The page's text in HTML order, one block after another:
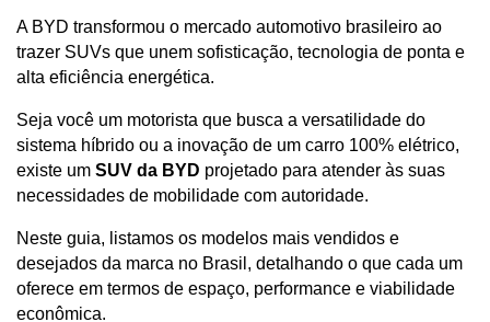
A BYD transformou o mercado automotivo brasileiro ao
trazer SUVs que unem sofisticação, tecnologia de ponta e
alta eficiência energética.
Seja você um motorista que busca a versatilidade do
sistema híbrido ou a inovação de um carro 100% elétrico,
existe um SUV da BYD projetado para atender às suas
necessidades de mobilidade com autoridade.
Neste guia, listamos os modelos mais vendidos e
desejados da marca no Brasil, detalhando o que cada um
oferece em termos de espaço, performance e viabilidade
econômica.